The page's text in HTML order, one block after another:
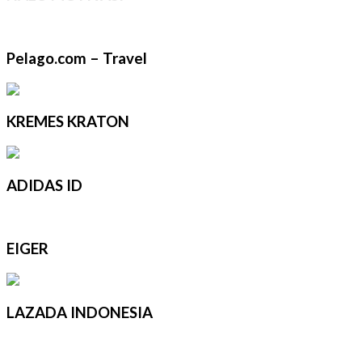
Pelago.com – Travel
KREMES KRATON
ADIDAS ID
EIGER
LAZADA INDONESIA